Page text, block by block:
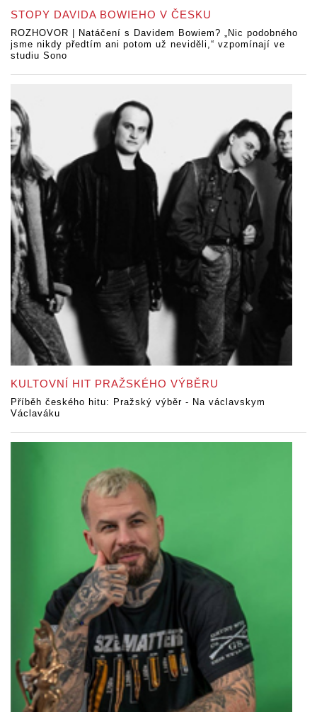
STOPY DAVIDA BOWIEHO V ČESKU
ROZHOVOR | Natáčení s Davidem Bowiem? „Nic podobného
jsme nikdy předtím ani potom už neviděli,“ vzpomínají ve
studiu Sono
KULTOVNÍ HIT PRAŽSKÉHO VÝBĚRU
Příběh českého hitu: Pražský výběr - Na václavskym
Václaváku